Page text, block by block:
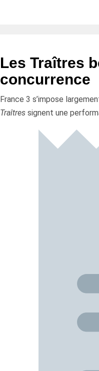
Les Traîtres
concurrence
France 3 s’impose
Traîtressignent une